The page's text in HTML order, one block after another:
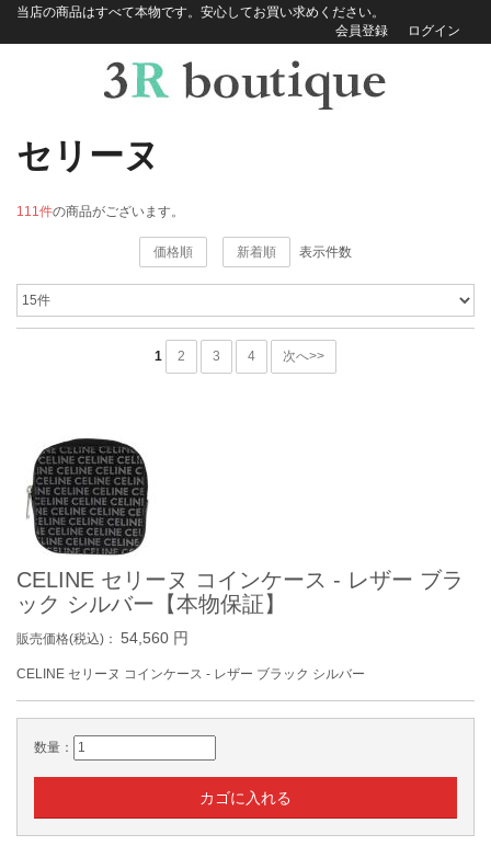
当店の商品はすべて本物です。安心してお買い求めください。
会員登録
ログイン
セリーヌ
111件の商品がございます。
価格順 新着順 表示件数
1 2 3 4 次へ>>
CELINE セリーヌ コインケース - レザー ブラ
ック シルバー【本物保証】
販売価格(税込)： 54,560 円
CELINE セリーヌ コインケース - レザー ブラック シルバー
数量：